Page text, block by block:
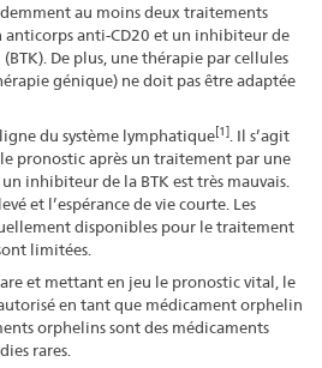
au moins deux traitements
anticorps anti-CD20 et un inhibiteur de
De plus, une thérapie par cellules
génique) ne doit pas être adaptée
du système lymphatique[1] . Il s’agit
pronostic après un traitement par une
inhibiteur de la BTK est très mauvais.
et l’espérance de vie courte. Les
disponibles pour le traitement
limitées.
et mettant en jeu le pronostic vital, le
en tant que médicament orphelin
orphelins sont des médicaments
rares.